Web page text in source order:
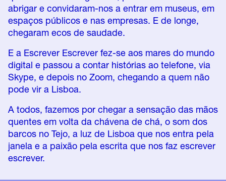
abrigar e convidaram-nos a entrar em museus, em
espaços públicos e nas empresas. E de longe,
chegaram ecos de saudade.
E a Escrever Escrever fez-se aos mares do mundo
digital e passou a contar histórias ao telefone, via
Skype, e depois no Zoom, chegando a quem não
pode vir a Lisboa.
A todos, fazemos por chegar a sensação das mãos
quentes em volta da chávena de chá, o som dos
barcos no Tejo, a luz de Lisboa que nos entra pela
janela e a paixão pela escrita que nos faz escrever
escrever.